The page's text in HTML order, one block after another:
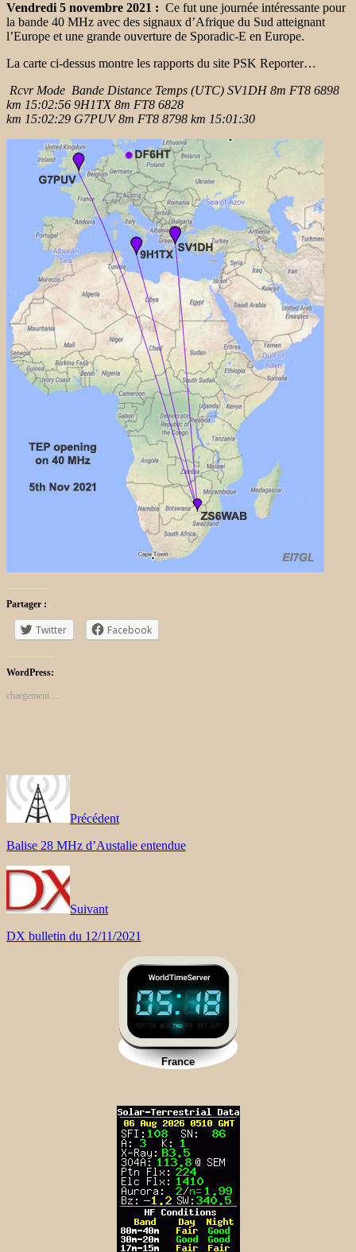
Vendredi 5 novembre 2021 : Ce fut une journée intéressante pour
la bande 40 MHz avec des signaux d’Afrique du Sud atteignant
l’Europe et une grande ouverture de Sporadic-E en Europe.
La carte ci-dessus montre les rapports du site PSK Reporter…
Rcvr Mode Bande Distance Temps (UTC) SV1DH 8m FT8 6898
km 15:02:56 9H1TX 8m FT8 6828
km 15:02:29 G7PUV 8m FT8 8798 km 15:01:30
Partager :
Twitter Facebook
WordPress:
chargement…
Précédent
Balise 28 MHz d’Austalie entendue
Suivant
DX bulletin du 12/11/2021